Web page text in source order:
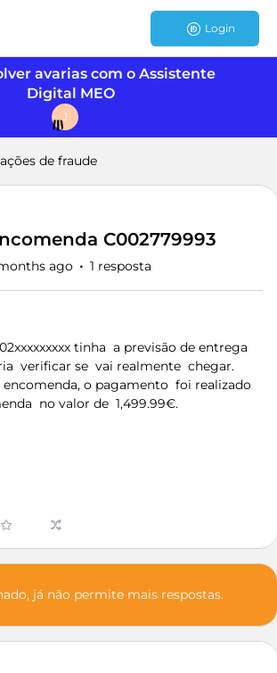
Login
avarias com o Assistente
Digital MEO
J
de fraude
C002779993
ago 1 resposta
tinha a previsão de entrega
verificar se vai realmente chegar.
o pagamento foi realizado
no valor de 1,499.99€.
já não permite mais respostas.